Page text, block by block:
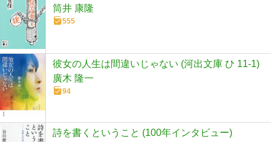
筒井 康隆
555
彼女の人生は間違いじゃない (河出文庫 ひ 11-1)
廣木 隆一
94
詩を書くということ (100年インタビュー)